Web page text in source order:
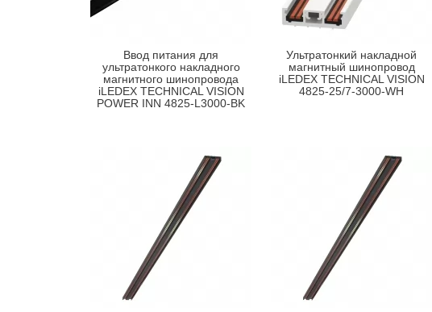
Ввод питания для
ультратонкого накладного
магнитного шинопровода
iLEDEX TECHNICAL VISION
POWER INN 4825-L3000-BK
Ультратонкий накладной
магнитный шинопровод
iLEDEX TECHNICAL VISION
4825-25/7-3000-WH